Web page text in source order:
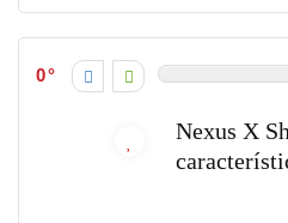
0
Nexus X